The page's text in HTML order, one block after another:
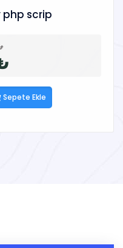
php scrip
Sepete Ekle